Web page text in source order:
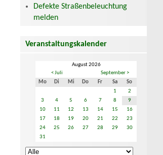
Defekte Straßenbeleuchtung
melden
Veranstaltungskalender
August 2026
< Juli
September >
Mo
Di Mi Do Fr Sa
So
1
2
3
4 5 6 7 8
9
10
11 12 13 14 15
16
17
18 19 20 21 22
23
24
25 26 27 28 29
30
31